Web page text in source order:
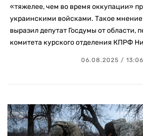
«тяжелее, чем во время оккупации»
украинскими войсками. Такое мнение
выразил депутат Госдумы от области,
комитета курского отделения КПРФ
06.08.2025 / 13:06